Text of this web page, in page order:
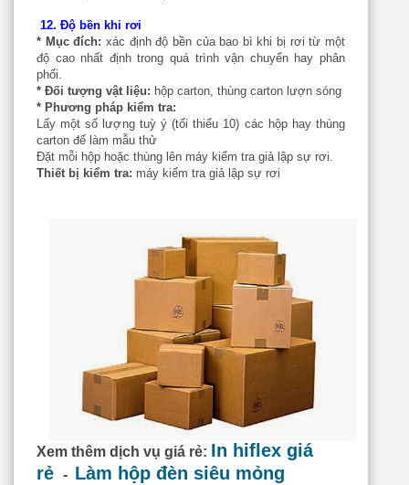
12. Độ bền khi rơi
* Mục đích: xác định độ bền của bao bì khi bị rơi từ một
độ cao nhất định trong quá trình vận chuyển hay phân
phối.
* Đối tượng vật liệu: hộp carton, thùng carton lượn sóng
* Phương pháp kiểm tra:
Lấy một số lượng tuỳ ý (tối thiểu 10) các hộp hay thùng
carton để làm mẫu thử
Đặt mỗi hộp hoặc thùng lên máy kiểm tra giả lập sự rơi.
Thiết bị kiểm tra: máy kiểm tra giả lập sự rơi
Xem thêm dịch vụ giá rẻ: In hiflex giá
rẻ - Làm hộp đèn siêu mỏng